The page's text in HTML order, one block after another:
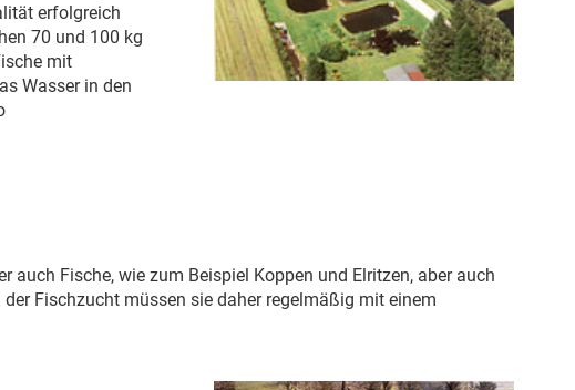
erfolgreich
70 und 100 kg
mit
Wasser in den
auch Fische, wie zum Beispiel Koppen und Elritzen, aber auch
Fischzucht müssen sie daher regelmäßig mit einem